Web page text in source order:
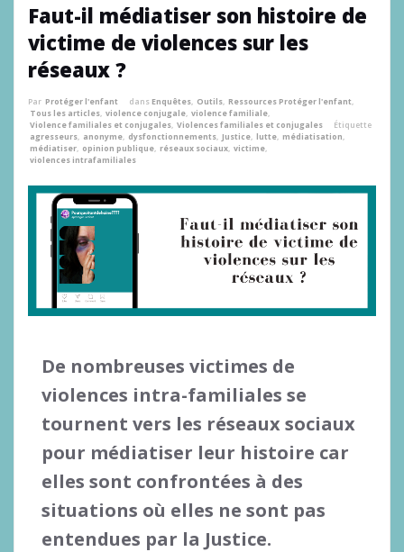
Faut-il médiatiser son histoire de
victime de violences sur les
réseaux ?
Par Protéger l'enfant dansEnquêtes, Outils, Ressources Protéger l'enfant,
Tous les articles, violence conjugale, violence familiale,
Violence familiales et conjugales, Violences familiales et conjugales
Étiquette
agresseurs, anonyme, dysfonctionnements, Justice, lutte, médiatisation,
médiatiser, opinion publique, réseaux sociaux, victime,
violences intrafamiliales
De nombreuses victimes de
violences intra-familiales se
tournent vers les réseaux sociaux
pour médiatiser leur histoire car
elles sont confrontées à des
situations où elles ne sont pas
entendues par la Justice.